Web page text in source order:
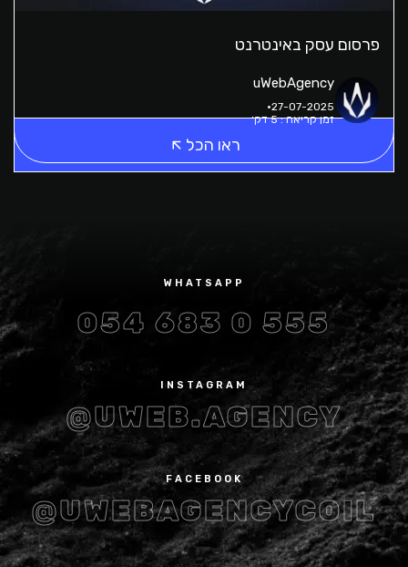
פרסום עסק באינטרנט
uWebAgency
27-07-2025
זמן קריאה : 5 דק׳
ראו הכל
WHATSAPP
054 683 0 555
INSTAGRAM
@UWEB.AGENCY
FACEBOOK
@UWEBAGENCYCOIL